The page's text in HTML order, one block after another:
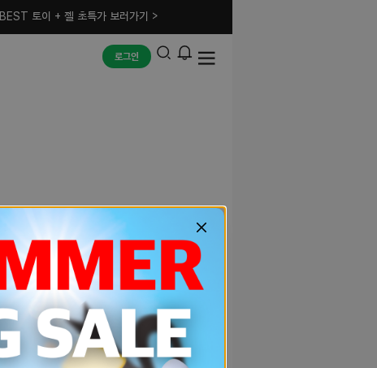
BEST 토이 + 젤 초특가 보러가기 >
로그인
예상치 못한 에러입니다.